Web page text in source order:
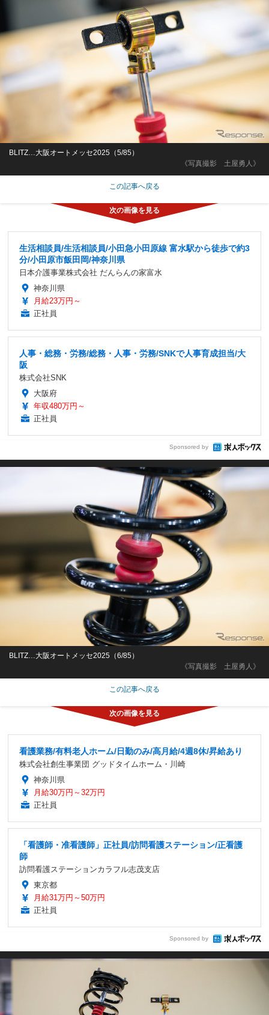
《写真撮影 土屋勇人》
BLITZ…大阪オートメッセ2025（5/85）
この記事へ戻る
生活相談員/生活相談員/小田急小田原線 富水駅から徒歩で約3
分/小田原市飯田岡/神奈川県
日本介護事業株式会社 だんらんの家富水
神奈川県
月給23万円～
正社員
人事・総務・労務/総務・人事・労務/SNKで人事育成担当/大
阪
株式会社SNK
大阪府
年収480万円～
正社員
Sponsored by
《写真撮影 土屋勇人》
BLITZ…大阪オートメッセ2025（6/85）
この記事へ戻る
看護業務/有料老人ホーム/日勤のみ/高月給/4週8休/昇給あり
株式会社創生事業団 グッドタイムホーム・川崎
神奈川県
月給30万円～32万円
正社員
「看護師・准看護師」正社員/訪問看護ステーション/正看護
師
訪問看護ステーションカラフル志茂支店
東京都
月給31万円～50万円
正社員
Sponsored by